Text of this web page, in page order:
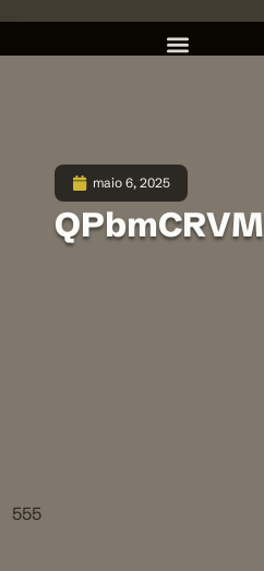
maio 6, 2025
QPbmCRVM
555